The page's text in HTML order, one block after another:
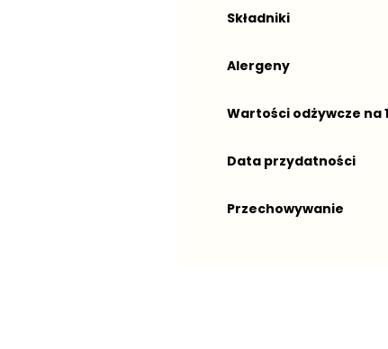
Składniki
Alergeny
Wartości odżywcze na
Data przydatności
Przechowywanie